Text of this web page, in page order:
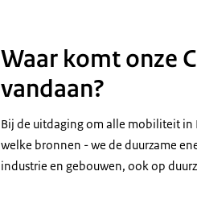
Waar komt onze
vandaan?
Bij de uitdaging om alle mobiliteit in
welke bronnen - we de duurzame
industrie en gebouwen, ook op